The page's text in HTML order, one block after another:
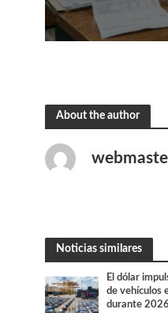
About the author
Noticias similares
El dólar
de vehículos
durante 2026